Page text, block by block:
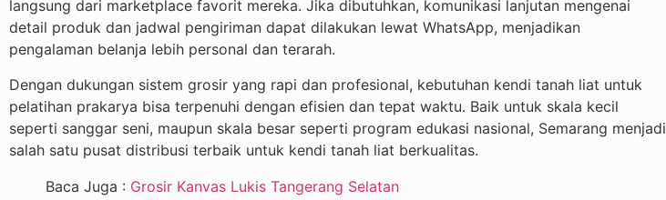
langsung dari marketplace favorit mereka. Jika dibutuhkan, komunikasi lanjutan mengenai
detail produk dan jadwal pengiriman dapat dilakukan lewat WhatsApp, menjadikan
pengalaman belanja lebih personal dan terarah.
Dengan dukungan sistem grosir yang rapi dan profesional, kebutuhan kendi tanah liat untuk
pelatihan prakarya bisa terpenuhi dengan efisien dan tepat waktu. Baik untuk skala kecil
seperti sanggar seni, maupun skala besar seperti program edukasi nasional, Semarang menjadi
salah satu pusat distribusi terbaik untuk kendi tanah liat berkualitas.
Baca Juga : Grosir Kanvas Lukis Tangerang Selatan